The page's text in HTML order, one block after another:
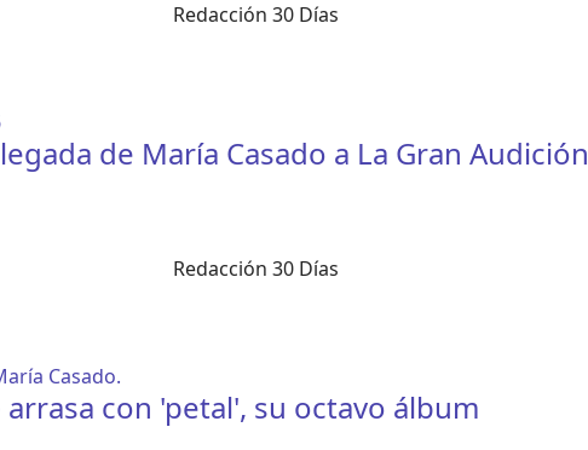
Redacción 30 Días
de María Casado a La Gran Audición
Redacción 30 Días
con 'petal', su octavo álbum